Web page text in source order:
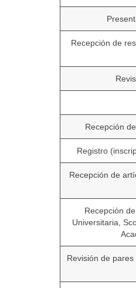
Recepción de
Recepción
Registro
Recepción de
Recepción
Universitaria,
Revisión de